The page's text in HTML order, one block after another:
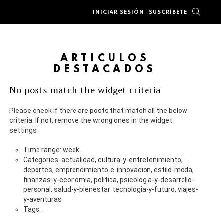
INICIAR SESIÓN SUSCRÍBETE
ARTÍCULOS
DESTACADOS
No posts match the widget criteria
Please check if there are posts that match all the below
criteria. If not, remove the wrong ones in the widget
settings.
Time range: week
Categories: actualidad, cultura-y-entretenimiento,
deportes, emprendimiento-e-innovacion, estilo-moda,
finanzas-y-economia, politica, psicologia-y-desarrollo-
personal, salud-y-bienestar, tecnologia-y-futuro, viajes-
y-aventuras
Tags: